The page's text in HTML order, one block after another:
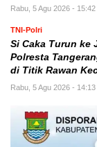
Rabu, 5 Agu 2026 -
TNI-Polri
Si Caka Turun ke
Polresta
di Titik Rawan
Rabu, 5 Agu 2026 -